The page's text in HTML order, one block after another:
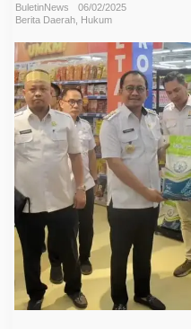
e
m
k
o
t
K
e
n
i
d
K
a
d
n
BuletinNews
06/02/2025
Berita Daerah Hukum